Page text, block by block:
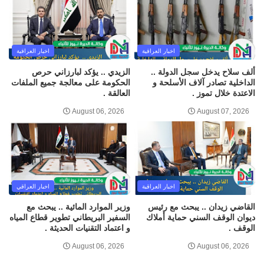
اخبار العراقية
ألف سلاح يدخل سجل الدولة ..
الداخلية تصادر آلاف الأسلحة و
الاعتدة خلال تموز .
August 07, 2026
اخبار العراقية
الزيدي .. يؤكد لبارزاني حرص
الحكومة على معالجة جميع الملفات
العالقة .
August 06, 2026
اخبار العراقية
القاضي زيدان .. يبحث مع رئيس
ديوان الوقف السني حماية أملاك
الوقف .
August 06, 2026
اخبار العراقي
وزير الموارد المائية .. يبحث مع
السفير البريطاني تطوير قطاع المياه
و اعتماد التقنيات الحديثة .
August 06, 2026